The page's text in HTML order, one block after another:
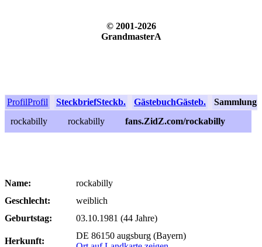
© 2001-2026
GrandmasterA
ProfilProfil SteckbriefSteckb. GästebuchGästeb. Sammlung
rockabilly
rockabilly fans.ZidZ.com/rockabilly
Name:
rockabilly
Geschlecht:
weiblich
Geburtstag:
03.10.1981 (44 Jahre)
Herkunft:
DE 86150 augsburg (Bayern)